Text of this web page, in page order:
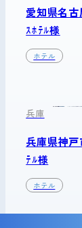
愛知県名
ｽﾎﾃﾙ様
ホテル
兵庫
兵庫県神
ﾃﾙ様
ホテル